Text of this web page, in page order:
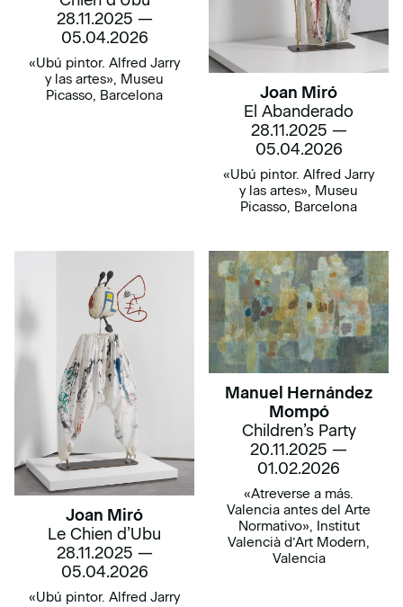
28.11.2025 —
05.04.2026
«Ubú pintor. Alfred Jarry
y las artes», Museu
Picasso, Barcelona
Joan Miró
El Abanderado
28.11.2025 —
05.04.2026
«Ubú pintor. Alfred Jarry
y las artes», Museu
Picasso, Barcelona
Joan Miró
Le Chien d’Ubu
28.11.2025 —
05.04.2026
«Ubú pintor. Alfred Jarry
Manuel Hernández
Mompó
Children’s Party
20.11.2025 —
01.02.2026
«Atreverse a más.
Valencia antes del Arte
Normativo», Institut
Valencià d’Art Modern,
Valencia